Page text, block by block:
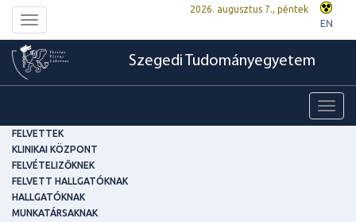
Toggle
navigation
2026. augusztus 7., péntek
EN
Szegedi Tudományegyetem
FELVETTEK
KLINIKAI KÖZPONT
FELVÉTELIZŐKNEK
FELVETT HALLGATÓKNAK
HALLGATÓKNAK
MUNKATÁRSAKNAK